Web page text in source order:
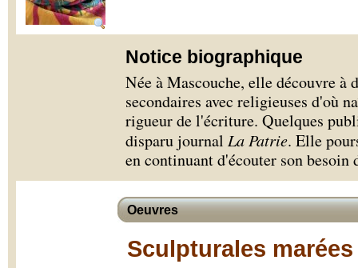
Notice biographique
Née à Mascouche, elle découvre à
secondaires avec religieuses d'où
rigueur de l'écriture. Quelques
disparu journal La Patrie. Elle
en continuant d'écouter son besoin
Oeuvres
Sculpturales marées